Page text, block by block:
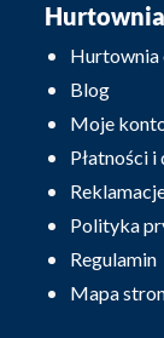
Hurtownia
Hurtownia
Blog
Moje
Płatności
Polityka
Regulamin
Mapa